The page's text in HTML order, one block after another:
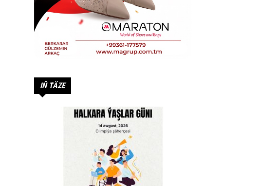
IŇ TÄZE